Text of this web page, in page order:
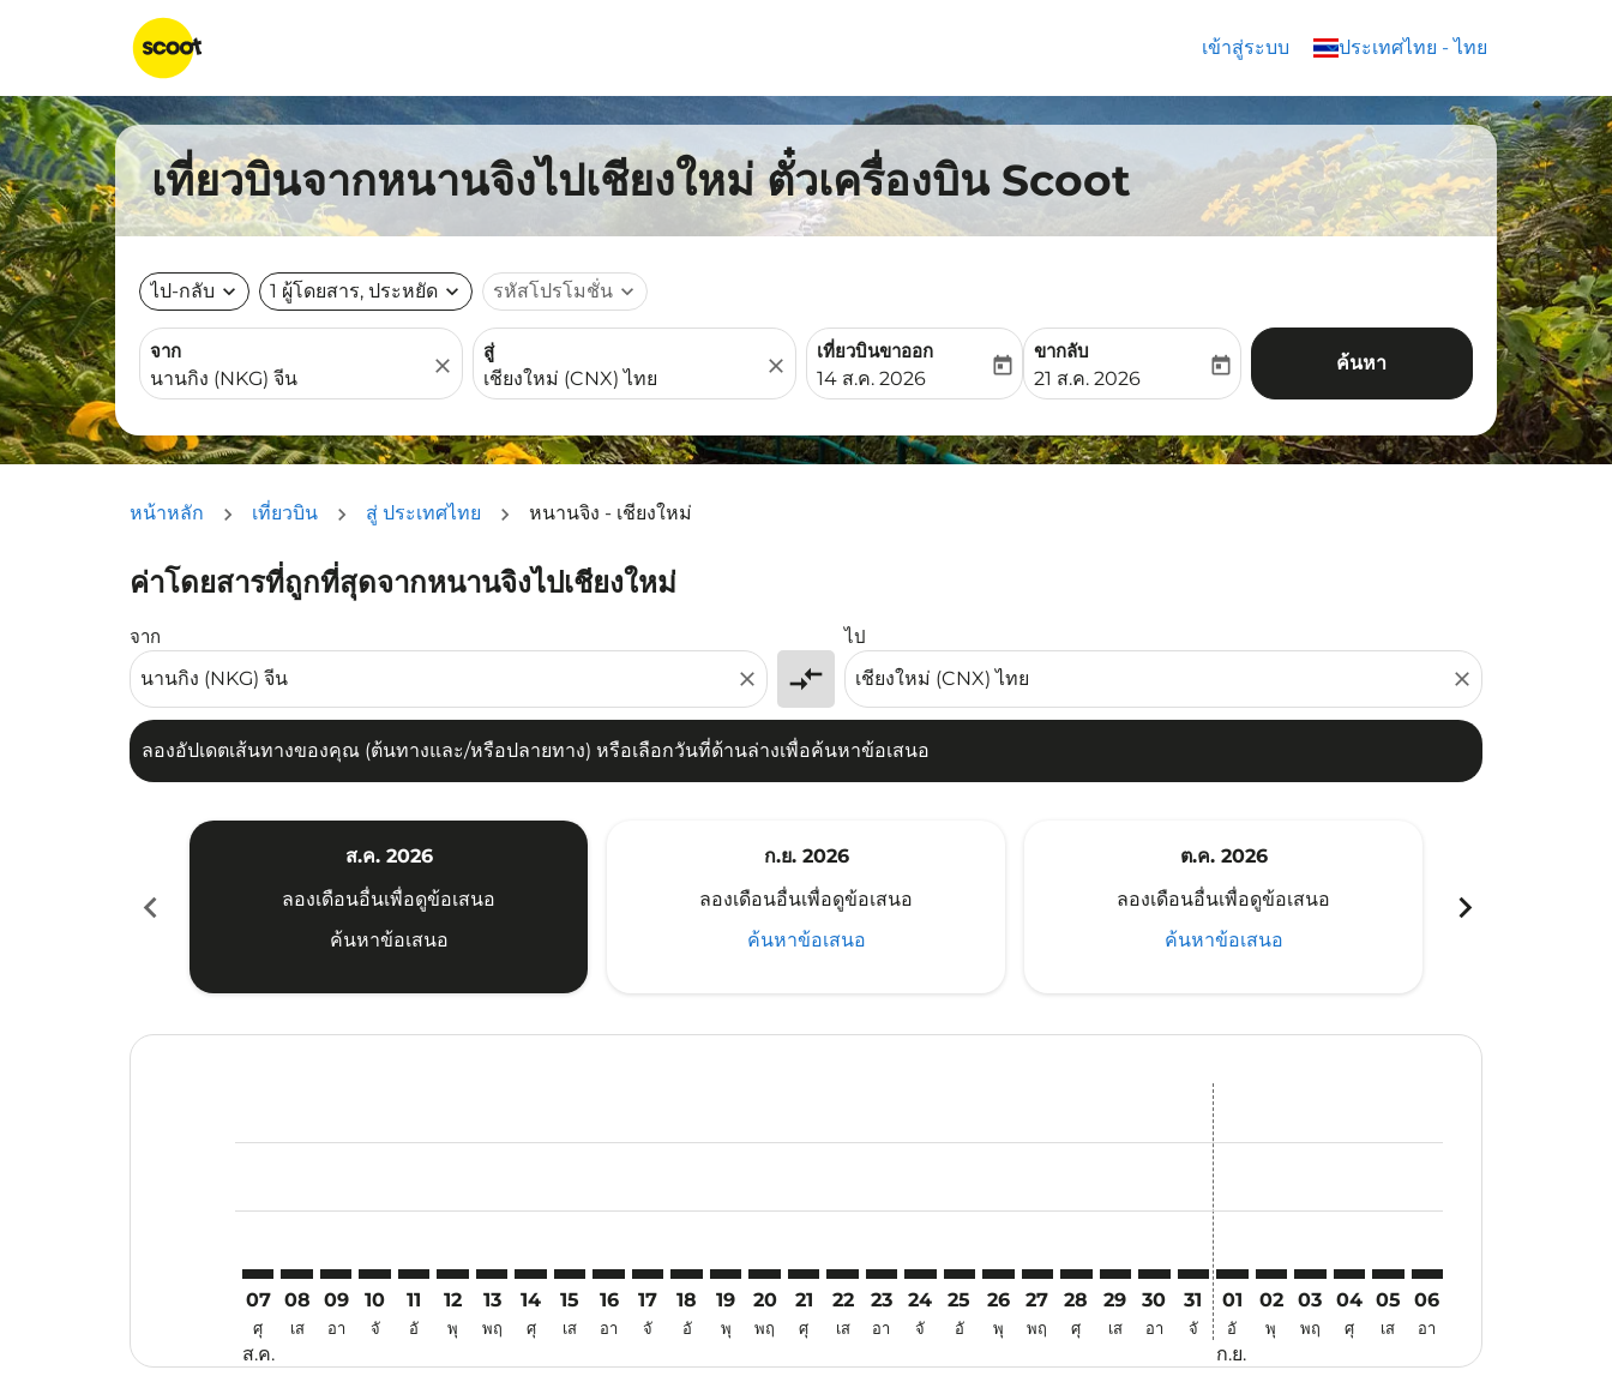
เข้าสู่ระบบ ประเทศไทย - ไทย
keyboard_arrow_down
เที่ยวบินจากหนานจิงไปเชียงใหม่ ตั๋วเครื่องบิน Scoot
ไป-กลับ expand_more 1 ผู้โดยสาร, ประหยัด expand_more รหัสโปรโมชั่น expand_more
จาก
close
สู่
close
เที่ยวบินขาออก
fc-booking-departure-date-aria-label
14 ส.ค. 2026
today
ขากลับ
fc-booking-return-date-aria-label
21 ส.ค. 2026
today ค้นหา
หน้าหลัก เที่ยวบิน สู่ ประเทศไทย หนานจิง - เชียงใหม่
ค่าโดยสารที่ถูกที่สุดจากหนานจิงไปเชียงใหม่
จาก
close compare_arrows
ไป
close
ลองอัปเดตเส้นทางของคุณ (ต้นทางและ/หรือปลายทาง) หรือเลือกวันที่ด้านล่างเพื่อค้นหาข้อเสนอ
ลองอัปเดตเส้นทางของคุณ (ต้นทางและ/หรือปลายทาง) หรือเลือกวันที่ด้านล่างเพื่อค้นหาข้อเสนอ
chevron_left
ส.ค. 2026
ลองเดือนอื่นเพื่อดูข้อเสนอ
ค้นหาข้อเสนอ
ก.ย. 2026
ลองเดือนอื่นเพื่อดูข้อเสนอ
ค้นหาข้อเสนอ
ต.ค. 2026
ลองเดือนอื่นเพื่อดูข้อเสนอ
ค้นหาข้อเสนอ
chevron_right
07
ศุ
ส.ค.
08
เส
09
อา
10
จั
11
อั
12
พุ
13
พฤ
14
ศุ
15
เส
16
อา
17
จั
18
อั
19
พุ
NKG–CNX: cmp-view-offers-disclaimer. ค้นหาข้อเสนอ
20
พฤ
NKG–CNX: cmp-view-offers-disclaimer. ค้นหาข้อเสนอ
21
ศุ
NKG–CNX: cmp-view-offers-disclaimer. ค้นหาข้อเสนอ
22
เส
NKG–CNX: cmp-view-offers-disclaimer. ค้นหาข้อเสนอ
23
อา
NKG–CNX: cmp-view-offers-disclaimer. ค้นหาข้อเสนอ
24
จั
NKG–CNX: cmp-view-offers-disclaimer. ค้นหาข้อเสนอ
25
อั
NKG–CNX: cmp-view-offers-disclaimer. ค้นหาข้อเสนอ
26
พุ
NKG–CNX: cmp-view-offers-disclaimer. ค้นหาข้อเสนอ
27
พฤ
NKG–CNX: cmp-view-offers-disclaimer. ค้นหาข้อเสนอ
28
ศุ
NKG–CNX: cmp-view-offers-disclaimer. ค้นหาข้อเสนอ
29
เส
NKG–CNX: cmp-view-offers-disclaimer. ค้นหาข้อเสนอ
30
อา
NKG–CNX: cmp-view-offers-disclaimer. ค้นหาข้อ
31
จั
01
อั
ก.ย.
02
พุ
03
พฤ
04
ศุ
05
เส
06
อา